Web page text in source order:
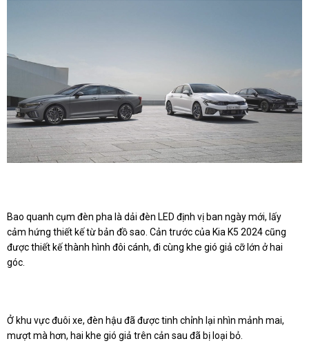
Bao quanh cụm đèn pha là dải đèn LED định vị ban ngày mới, lấy
cảm hứng thiết kế từ bản đồ sao. Cản trước của Kia K5 2024 cũng
được thiết kế thành hình đôi cánh, đi cùng khe gió giả cỡ lớn ở hai
góc.
Ở khu vực đuôi xe, đèn hậu đã được tinh chỉnh lại nhìn mảnh mai,
mượt mà hơn, hai khe gió giả trên cản sau đã bị loại bỏ.